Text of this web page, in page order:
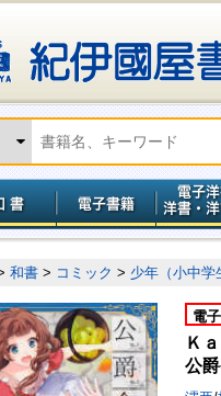
和書 > コミック > 少年（小中学
電
Ｋ
公